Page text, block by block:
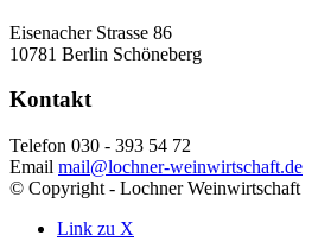
Eisenacher Strasse 86
10781 Berlin Schöneberg
Kontakt
Telefon 030 - 393 54 72
Email mail@lochner-weinwirtschaft.de
© Copyright - Lochner Weinwirtschaft
Link zu X